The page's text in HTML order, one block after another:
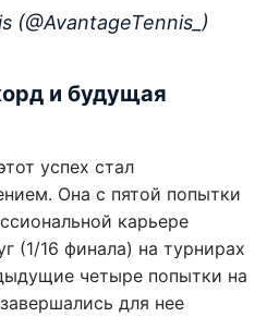
(@AvantageTennis_)
и будущая
успех стал
Она с пятой попытки
карьере
(1/16 финала) на турнирах
четыре попытки на
для нее